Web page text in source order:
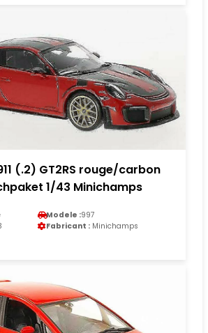
(.2) GT2RS rouge/carbon
1/43 Minichamps
Modele :997
Fabricant : Minichamps